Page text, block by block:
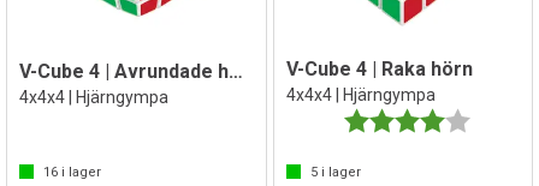
V-Cube 4 | Avrundade hörn
4x4x4 | Hjärngympa
16 i lager
V-Cube 4 | Raka hörn
4x4x4 | Hjärngympa
Betyg:
5i lager